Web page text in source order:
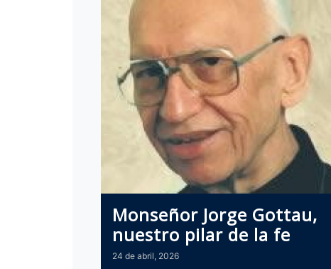
Monseñor Jorge Gottau,
nuestro pilar de la fe
24 de abril, 2026